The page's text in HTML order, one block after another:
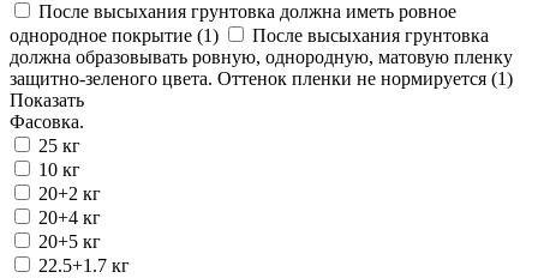
После высыхания грунтовка должна иметь ровное
однородное покрытие (1)
После высыхания грунтовка
должна образовывать ровную, однородную, матовую пленку
защитно-зеленого цвета. Оттенок пленки не нормируется (1)
Показать
Фасовка.
25 кг
10 кг
20+2 кг
20+4 кг
20+5 кг
22.5+1.7 кг